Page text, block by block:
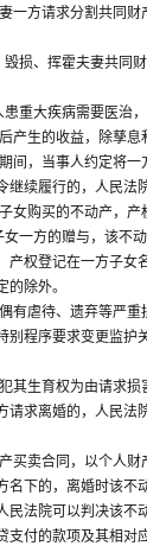
一方请求分割共同
损、挥霍夫妻共同
重大疾病需要医治
产生的收益，除孳息
间，当事人约定将
继续履行的，人民法
女购买的不动产，
一方的赠与，该不
产权登记在一方子
除外。
有虐待、遗弃等严
别程序要求变更监
其生育权为由请求
请求离婚的，人民
买卖合同，以个人
下的，离婚时该不
民法院可以判决该
支付的款项及其相